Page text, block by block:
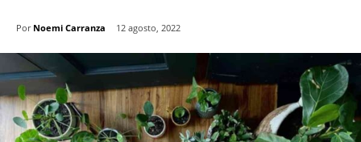
Por Noemi Carranza 12 agosto, 2022